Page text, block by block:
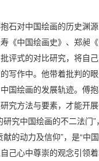
石对中国绘画的历史渊
《中国绘画史》、郑昶
评式的对比研究，将自
写作中。他带着批判的
国绘画的发展轨迹。傅
究方法与要素，才能开
究中国绘画的不二法门
的动力及信仰”，是“中
己心中尊崇的观念引领